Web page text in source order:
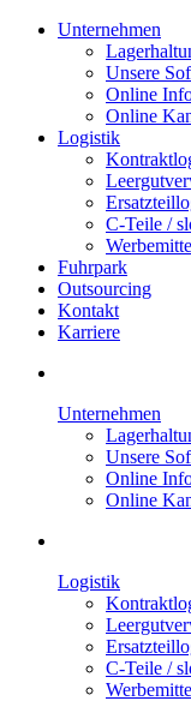
Unternehmen
Unsere
Online
Online
Logistik
C-Teile /
Fuhrpark
Outsourcing
Kontakt
Karriere
Unternehmen
Unsere
Online
Online
Logistik
C-Teile /